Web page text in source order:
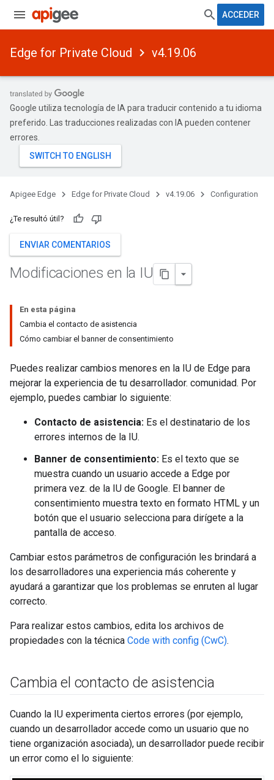
ACCEDER
Edge for Private Cloud v4.19.06
Google utiliza tecnología de IA para traducir contenido a tu idioma
preferido. Las traducciones realizadas con IA pueden contener
errores.
Apigee Edge Edge for Private Cloud v4.19.06 Configuration
¿Te resultó útil?
ENVIAR COMENTARIOS
Modificaciones en la IU
En esta página
Cambia el contacto de asistencia
Cómo cambiar el banner de consentimiento
Puedes realizar cambios menores en la IU de Edge para
mejorar la experiencia de tu desarrollador. comunidad. Por
ejemplo, puedes cambiar lo siguiente:
Contacto de asistencia: Es el destinatario de los
errores internos de la IU.
Banner de consentimiento: Es el texto que se
muestra cuando un usuario accede a Edge por
primera vez. de la IU de Google. El banner de
consentimiento muestra texto en formato HTML y un
botón que el usuario selecciona para dirígete a la
pantalla de acceso.
Cambiar estos parámetros de configuración les brindará a
los desarrolladores una experiencia más coherente y
ayudará a garantizar que los problemas se enruten al lugar
correcto.
Para realizar estos cambios, edita los archivos de
propiedades con la técnica Code with config (CwC).
Cambia el contacto de asistencia
Cuando la IU experimenta ciertos errores (por ejemplo,
cuando un desarrollador accede como un usuario que no
tiene organización asociada), un desarrollador puede recibir
un error como el lo siguiente: